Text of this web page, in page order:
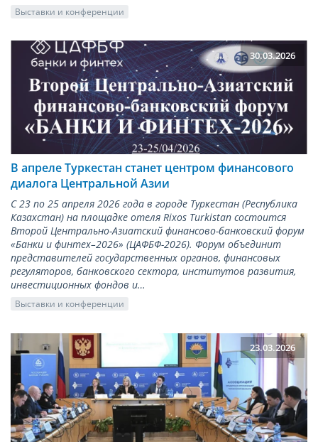
Выставки и конференции
30.03.2026
В апреле Туркестан станет центром финансового
диалога Центральной Азии
С 23 по 25 апреля 2026 года в городе Туркестан (Республика
Казахстан) на площадке отеля Rixos Turkistan состоится
Второй Центрально-Азиатский финансово-банковский форум
«Банки и финтех–2026» (ЦАФБФ-2026). Форум объединит
представителей государственных органов, финансовых
регуляторов, банковского сектора, институтов развития,
инвестиционных фондов и…
Выставки и конференции
23.03.2026